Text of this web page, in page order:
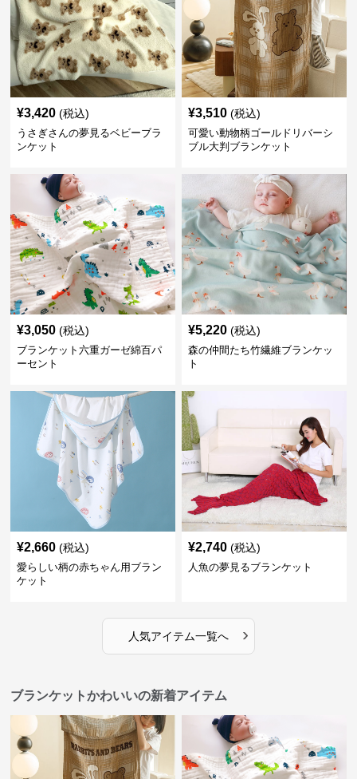
¥3,420 (税込)
うさぎさんの夢見るベビーブラ
ンケット
¥3,510 (税込)
可愛い動物柄ゴールドリバーシ
ブル大判ブランケット
¥3,050 (税込)
ブランケット六重ガーゼ綿百パ
ーセント
¥5,220 (税込)
森の仲間たち竹繊維ブランケッ
ト
¥2,660 (税込)
愛らしい柄の赤ちゃん用ブラン
ケット
¥2,740 (税込)
人魚の夢見るブランケット
人気アイテム一覧へ ›
ブランケットかわいいの新着アイテム